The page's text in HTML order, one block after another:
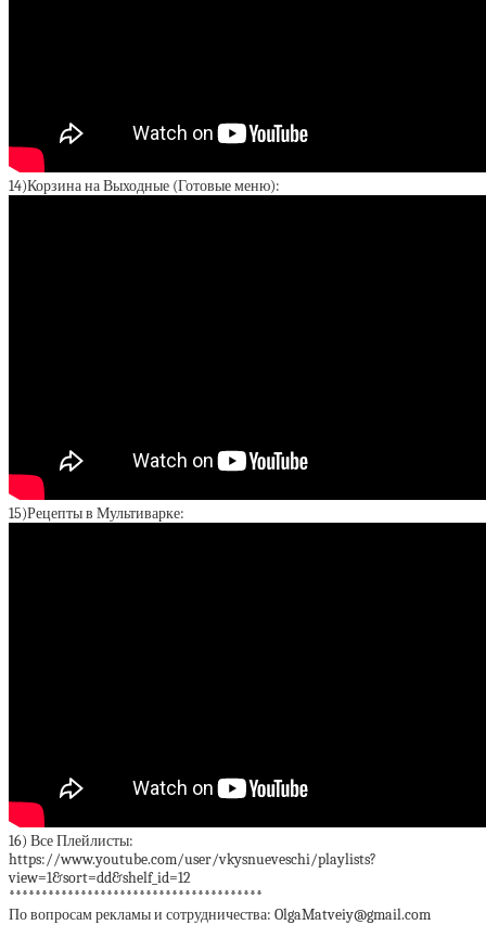
14)Корзина на Выходные (Готовые меню):
15)Рецепты в Мультиварке:
16) Все Плейлисты:
https://www.youtube.com/user/vkysnueveschi/playlists?
view=1&sort=dd&shelf_id=12
***************************************
По вопросам рекламы и сотрудничества: OlgaMatveiy@gmail.com